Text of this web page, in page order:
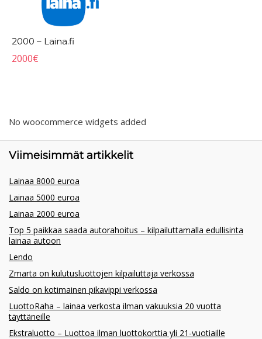
2000 – Laina.fi
2000€
No woocommerce widgets added
Viimeisimmät artikkelit
Lainaa 8000 euroa
Lainaa 5000 euroa
Lainaa 2000 euroa
Top 5 paikkaa saada autorahoitus – kilpailuttamalla edullisinta
lainaa autoon
Lendo
Zmarta on kulutusluottojen kilpailuttaja verkossa
Saldo on kotimainen pikavippi verkossa
LuottoRaha – lainaa verkosta ilman vakuuksia 20 vuotta
täyttäneille
Ekstraluotto – Luottoa ilman luottokorttia yli 21-vuotiaille